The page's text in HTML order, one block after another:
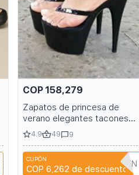
COP 158,279
Zapatos de princesa de
verano elegantes tacones
altos sexy para discoteca y
tacones de stiletto con
tacón brillante 15cm 6-inch
4.9 49 9
CUPÓN
COP 6,262 de descuento
T9TRTFBTWTZN